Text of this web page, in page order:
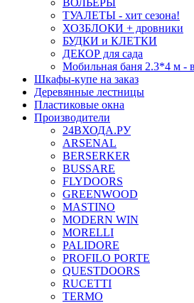
ВОЛЬЕРЫ
ТУАЛЕТЫ - хит сезона!
ХОЗБЛОКИ + дровники
БУДКИ и КЛЕТКИ
ДЕКОР для сада
Мобильная баня 2.3*4 м -
Шкафы-купе на заказ
Деревянные лестницы
Пластиковые окна
Производители
24ВХОДА.РУ
ARSENAL
BERSERKER
BUSSARE
FLYDOORS
GREENWOOD
MASTINO
MODERN WIN
MORELLI
PALIDORE
PROFILO PORTE
QUESTDOORS
RUCETTI
TERMO